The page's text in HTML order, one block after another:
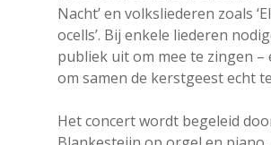
Nacht’ en volksliederen zoals
ocells’. Bij enkele liederen
publiek uit om mee te zingen –
om samen de kerstgeest echt
Het concert wordt begeleid